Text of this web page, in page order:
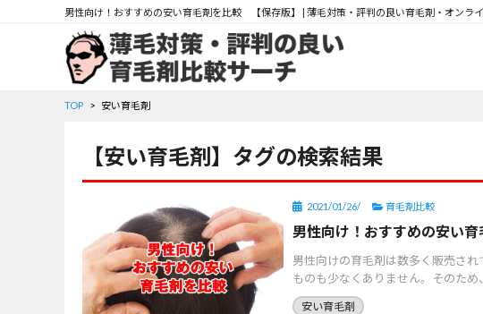
男性向け！おすすめの安い育毛剤を比較 【保存版】 | 薄毛対策・評判の良い育毛剤・オンラ
TOP 安い育毛剤
【安い育毛剤】タグの検索結果
2021/01/26/ 育毛剤比較
男性向け！おすすめの安い
男性向けの育毛剤は数多く販売さ
ものも少なくありません。そのた
方も多 […]
安い育毛剤